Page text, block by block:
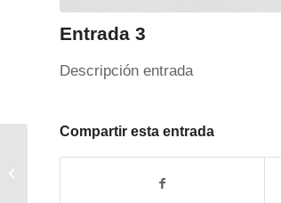
Entrada 3
Descripción entrada
Compartir esta entrada